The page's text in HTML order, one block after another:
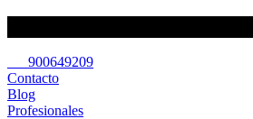
900649209
Contacto
Blog
Profesionales